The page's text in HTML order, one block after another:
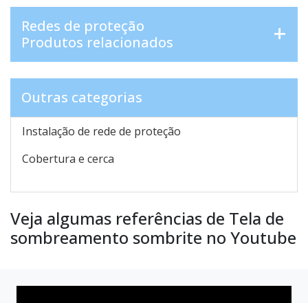
Redes de proteção
Produtos relacionados
Outras categorias
Instalação de rede de proteção
Cobertura e cerca
Veja algumas referências de Tela de
sombreamento sombrite no Youtube